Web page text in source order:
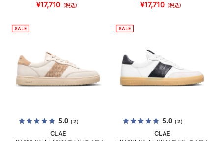
¥17,710（税込） ¥17,710（税込）
5.0（2）
CLAE
5.0（2）
CLAE